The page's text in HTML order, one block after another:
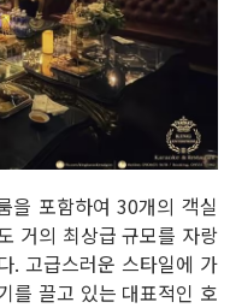
포함하여 30개의 객실
거의 최상급 규모를 자랑
. 고급스러운 스타일에 가
를 끌고 있는 대표적인 호